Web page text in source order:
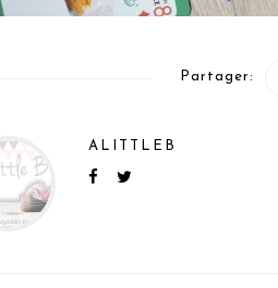
Partager:
ALITTLEB